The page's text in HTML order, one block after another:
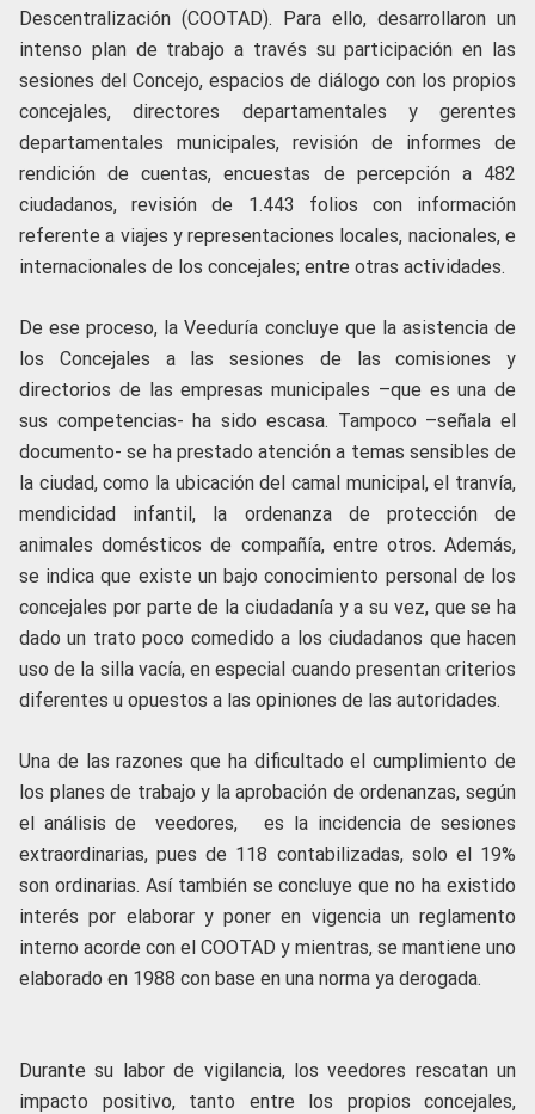
Descentralización (COOTAD). Para ello, desarrollaron un
intenso plan de trabajo a través su participación en las
sesiones del Concejo, espacios de diálogo con los propios
concejales, directores departamentales y gerentes
departamentales municipales, revisión de informes de
rendición de cuentas, encuestas de percepción a 482
ciudadanos, revisión de 1.443 folios con información
referente a viajes y representaciones locales, nacionales, e
internacionales de los concejales; entre otras actividades.
De ese proceso, la Veeduría concluye que la asistencia de
los Concejales a las sesiones de las comisiones y
directorios de las empresas municipales –que es una de
sus competencias- ha sido escasa. Tampoco –señala el
documento- se ha prestado atención a temas sensibles de
la ciudad, como la ubicación del camal municipal, el tranvía,
mendicidad infantil, la ordenanza de protección de
animales domésticos de compañía, entre otros. Además,
se indica que existe un bajo conocimiento personal de los
concejales por parte de la ciudadanía y a su vez, que se ha
dado un trato poco comedido a los ciudadanos que hacen
uso de la silla vacía, en especial cuando presentan criterios
diferentes u opuestos a las opiniones de las autoridades.
Una de las razones que ha dificultado el cumplimiento de
los planes de trabajo y la aprobación de ordenanzas, según
el análisis de veedores, es la incidencia de sesiones
extraordinarias, pues de 118 contabilizadas, solo el 19%
son ordinarias. Así también se concluye que no ha existido
interés por elaborar y poner en vigencia un reglamento
interno acorde con el COOTAD y mientras, se mantiene uno
elaborado en 1988 con base en una norma ya derogada.
Durante su labor de vigilancia, los veedores rescatan un
impacto positivo, tanto entre los propios concejales,